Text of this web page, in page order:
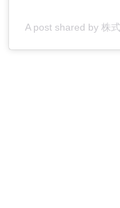
A post shared by 株